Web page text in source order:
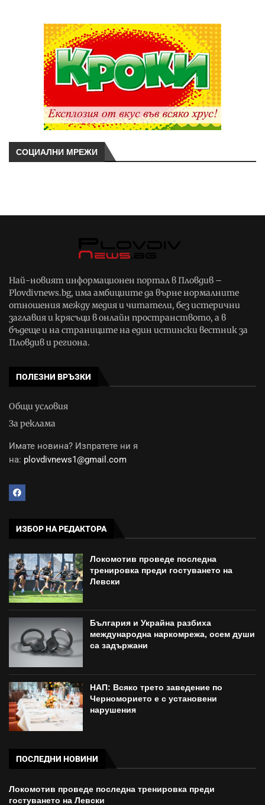
СОЦИАЛНИ МРЕЖИ
Най-новият информационен портал в Пловдив –
Plovdivnews.bg, има амбициите да върне нормалните
отношения между медия и читатели, без истерични
заглавия и крясъци в онлайн пространството, а в
бъдеще и на страниците на един истински вестник за
Пловдив и региона.
ПОЛЕЗНИ ВРЪЗКИ
Общи условия
За реклама
Имате новина? Изпратете ни я
на: plovdivnews1@gmail.com
ИЗБОР НА РЕДАКТОРА
Локомотив проведе последна
тренировка преди гостуването на
Левски
България и Украйна разбиха
международна наркомрежа, осем души
са задържани
НАП: Всяко трето заведение по
Черноморието е с установени
нарушения
ПОСЛЕДНИ НОВИНИ
Локомотив проведе последна тренировка преди
гостуването на Левски